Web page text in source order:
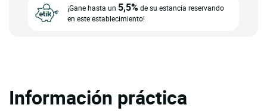
¡Gane hasta un 5,5%de su estancia reservando
en este establecimiento!
Información práctica